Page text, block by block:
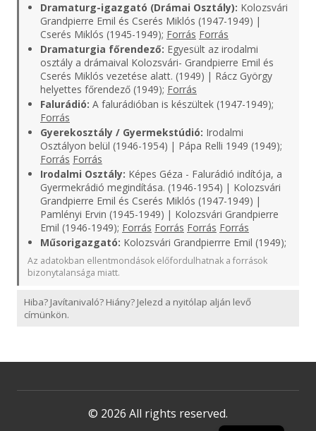
Dramaturg-igazgató (Drámai Osztály): Kolozsvári
Grandpierre Emil és Cserés Miklós (1947-1949) |
Cserés Miklós (1945-1949); Forrás Forrás
Dramaturgia főrendező: Egyesült az irodalmi
osztály a drámaival Kolozsvári- Grandpierre Emil és
Cserés Miklós vezetése alatt. (1949) | Rácz György
helyettes főrendező (1949); Forrás
Falurádió: A falurádióban is készültek (1947-1949);
Forrás
Gyerekosztály / Gyermekstúdió: Irodalmi
Osztályon belül (1946-1954) | Pápa Relli 1949 (1949);
Forrás Forrás
Irodalmi Osztály: Képes Géza - Falurádió indítója, a
Gyermekrádió megindítása. (1946-1954) | Kolozsvári
Grandpierre Emil és Cserés Miklós (1947-1949) |
Pamlényi Ervin (1945-1949) | Kolozsvári Grandpierre
Emil (1946-1949); Forrás Forrás Forrás Forrás
Műsorigazgató: Kolozsvári Grandpierrre Emil (1949);
Az adatokban ellentmondások előfordulhatnak a források
bizonytalansága miatt.
Hiba? Javítanivaló? Hiány? Jelezd a nyitólap alján levő
címünkön.
© 2026 All rights reserved.